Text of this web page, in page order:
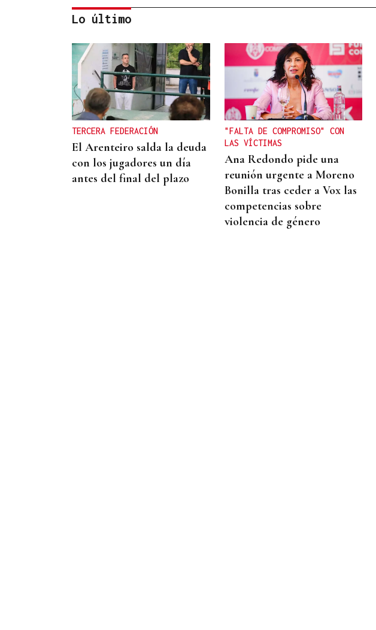
ENTREVISTA
Jorge Vázquez: "Nuestro
objetivo a 2028 es crecer
creando valor para el
accionista y para el equipo
que lo hace posible"
Lo último
TERCERA FEDERACIÓN
El Arenteiro salda la deuda
con los jugadores un día
antes del final del plazo
"FALTA DE COMPROMISO" CON
LAS VÍCTIMAS
Ana Redondo pide una
reunión urgente a Moreno
Bonilla tras ceder a Vox las
competencias sobre
violencia de género